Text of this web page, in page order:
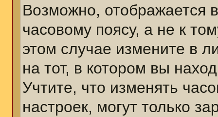
Возможно, отображается
часовому поясу, а не к
этом случае измените в
на тот, в котором вы
Учтите, что изменять
настроек, могут только